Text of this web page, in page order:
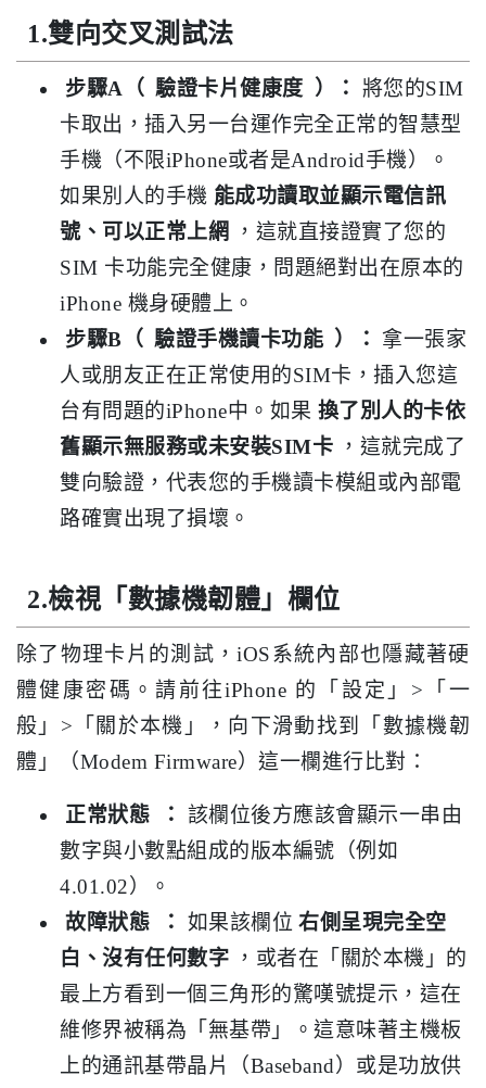
1.雙向交叉測試法
步驟A（ 驗證卡片健康度 ）：
將您的SIM
卡取出，插入另一台運作完全正常的智慧型
手機（不限iPhone或者是Android手機）。
如果別人的手機 能成功讀取並顯示電信訊
號、可以正常上網
，這就直接證實了您的
SIM 卡功能完全健康，問題絕對出在原本的
iPhone 機身硬體上。
步驟B（ 驗證手機讀卡功能 ）： 拿一張家
人或朋友正在正常使用的SIM卡，插入您這
台有問題的iPhone中。如果 換了別人的卡依
舊顯示無服務或未安裝SIM卡 ，這就完成了
雙向驗證，代表您的手機讀卡模組或內部電
路確實出現了損壞。
2.檢視「數據機韌體」欄位
除了物理卡片的測試，iOS系統內部也隱藏著硬
體健康密碼。請前往iPhone 的「設定」>「一
般」>「關於本機」，向下滑動找到「數據機韌
體」（Modem Firmware）這一欄進行比對：
正常狀態 ：
該欄位後方應該會顯示一串由
數字與小數點組成的版本編號（例如
4.01.02）。
故障狀態
： 如果該欄位 右側呈現完全空
白、沒有任何數字 ，或者在「關於本機」的
最上方看到一個三角形的驚嘆號提示，這在
維修界被稱為「無基帶」。這意味著主機板
上的通訊基帶晶片（Baseband）或是功放供